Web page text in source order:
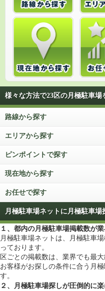
様々な方法で23区の月極駐車場
路線から探す
エリアから探す
ピンポイントで探す
現在地から探す
お任せで探す
月極駐車場ネットに月極駐車
１、都内の月極駐車場掲載数が
月極駐車場ネットは、月極駐車
っております。
区ごとの掲載数は、業界でも最大
お客様がお探しの条件に合う月
す。
２、月極駐車場探しが圧倒的に